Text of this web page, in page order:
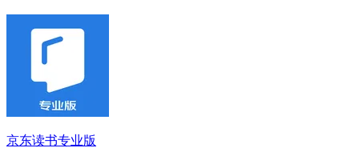
京东读书专业版